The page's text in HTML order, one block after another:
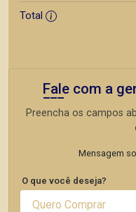
Total
Fale com a
Preencha os campos
Mensagem
O que você deseja?
Quero Comprar